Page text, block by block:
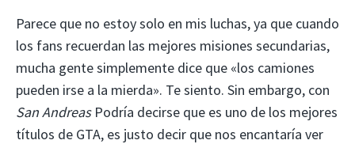
Parece que no estoy solo en mis luchas, ya que cuando
los fans recuerdan las mejores misiones secundarias,
mucha gente simplemente dice que «los camiones
pueden irse a la mierda». Te siento. Sin embargo, con
San AndreasPodría decirse que es uno de los mejores
títulos de GTA, es justo decir que nos encantaría ver